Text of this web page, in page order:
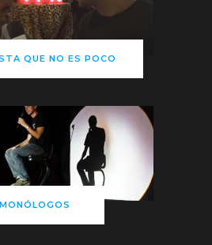
QUE NO ES POCO
MONÓLOGOS